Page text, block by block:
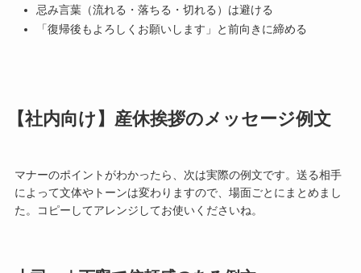
忌み言葉（流れる・落ちる・切れる）は避ける
「復帰後もよろしくお願いします」と前向きに締める
【社内向け】産休挨拶のメッセージ例文
マナーのポイントがわかったら、次は実際の例文です。送る相手
によって文体やトーンは変わりますので、場面ごとにまとめまし
た。コピーしてアレンジしてお使いくださいね。